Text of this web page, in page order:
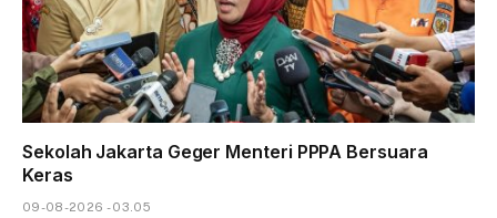
Sekolah Jakarta Geger Menteri PPPA Bersuara
Keras
09-08-2026 - 03.05